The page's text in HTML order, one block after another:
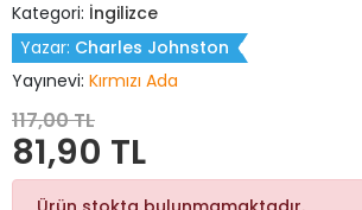
Kategori: İngilizce
Yazar: Charles Johnston
Yayınevi: Kırmızı Ada
117,00 TL
81,90 TL